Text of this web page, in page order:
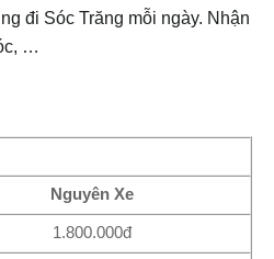
đi Sóc Trăng mỗi ngày. Nhận
…
Nguyên Xe
1.800.000đ